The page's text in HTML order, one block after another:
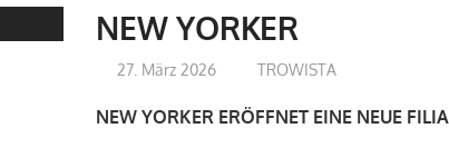
NEW YORKER
27. März 2026 treffpunkt
TROWISTA
NEW YORKER ERÖFFNET EINE NEUE